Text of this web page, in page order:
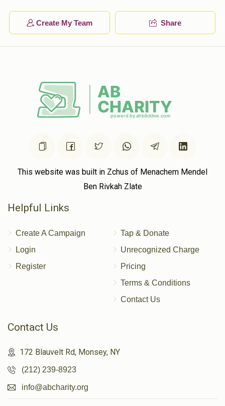
Create My Team Share
This website was built in Zchus of Menachem Mendel
Ben Rivkah Zlate
Helpful Links
Create A Campaign
Login
Register
Tap & Donate
Unrecognized Charge
Pricing
Terms & Conditions
Contact Us
Contact Us
172 Blauvelt Rd, Monsey, NY
(212) 239-8923
info@abcharity.org